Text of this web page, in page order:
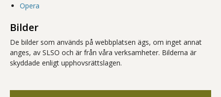
Opera
Bilder
De bilder som används på webbplatsen ägs, om inget annat
anges, av SLSO och är från våra verksamheter. Bilderna är
skyddade enligt upphovsrättslagen.